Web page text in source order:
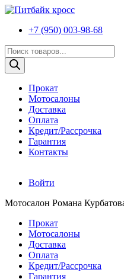
+7 (950) 003-98-68
Поиск
товаров
Прокат
Мотосалоны
Доставка
Оплата
Кредит/Рассрочка
Гарантия
Контакты
Войти
Мотосалон Романа
Прокат
Мотосалоны
Доставка
Оплата
Кредит/Рассрочка
Гарантия